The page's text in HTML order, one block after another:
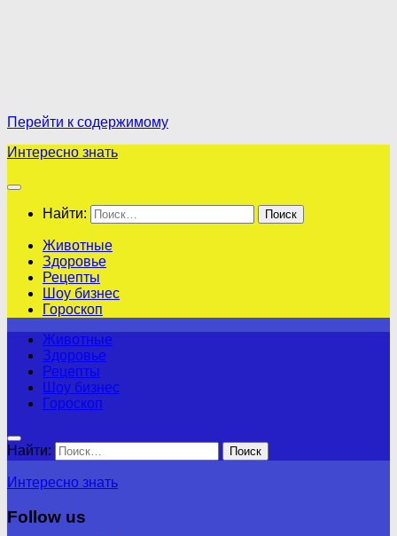
Перейти к содержимому
Интересно знать
Найти:
Животные
Здоровье
Рецепты
Шоу бизнес
Гороскоп
Животные
Здоровье
Рецепты
Шоу бизнес
Гороскоп
Найти:
Интересно знать
Follow us